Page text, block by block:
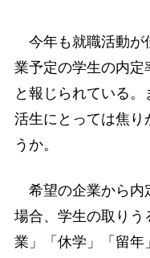
今年も就職活動が
業予定の学生の内定
と報じられている
活生にとっては焦り
うか。
希望の企業から内
場合、学生の取り
業」「休学」「留年